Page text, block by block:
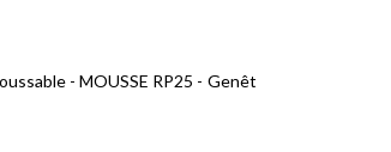
- MOUSSE RP25 - Genêt